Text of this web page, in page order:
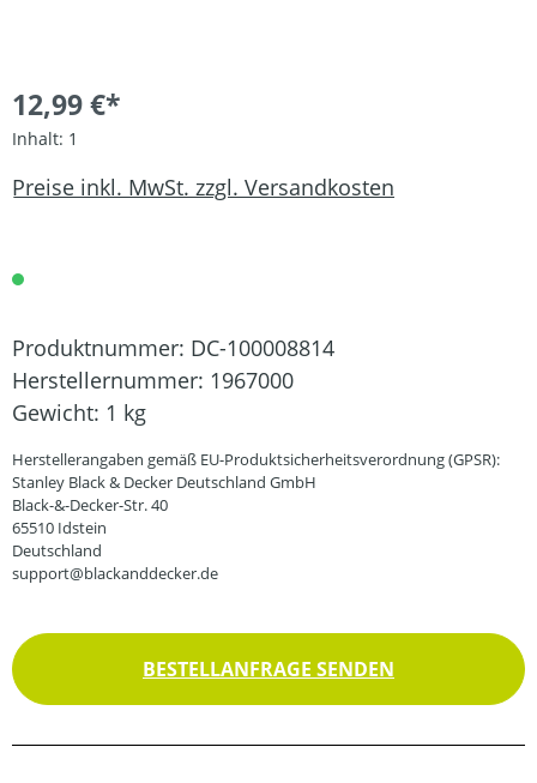
12,99 €*
Inhalt: 1
Preise inkl. MwSt. zzgl. Versandkosten
Produktnummer: DC-100008814
Herstellernummer: 1967000
Gewicht: 1 kg
Herstellerangaben gemäß EU-Produktsicherheitsverordnung (GPSR):
Stanley Black & Decker Deutschland GmbH
Black-&-Decker-Str. 40
65510 Idstein
Deutschland
support@blackanddecker.de
BESTELLANFRAGE SENDEN